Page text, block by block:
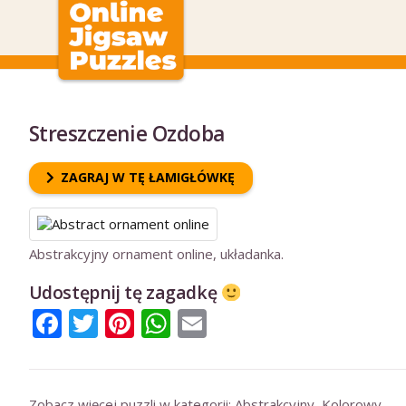
Streszczenie Ozdoba
ZAGRAJ W TĘ ŁAMIGŁÓWKĘ
Abstrakcyjny ornament online, układanka.
Udostępnij tę zagadkę
Facebook
Twitter
Pinterest
WhatsApp
Email